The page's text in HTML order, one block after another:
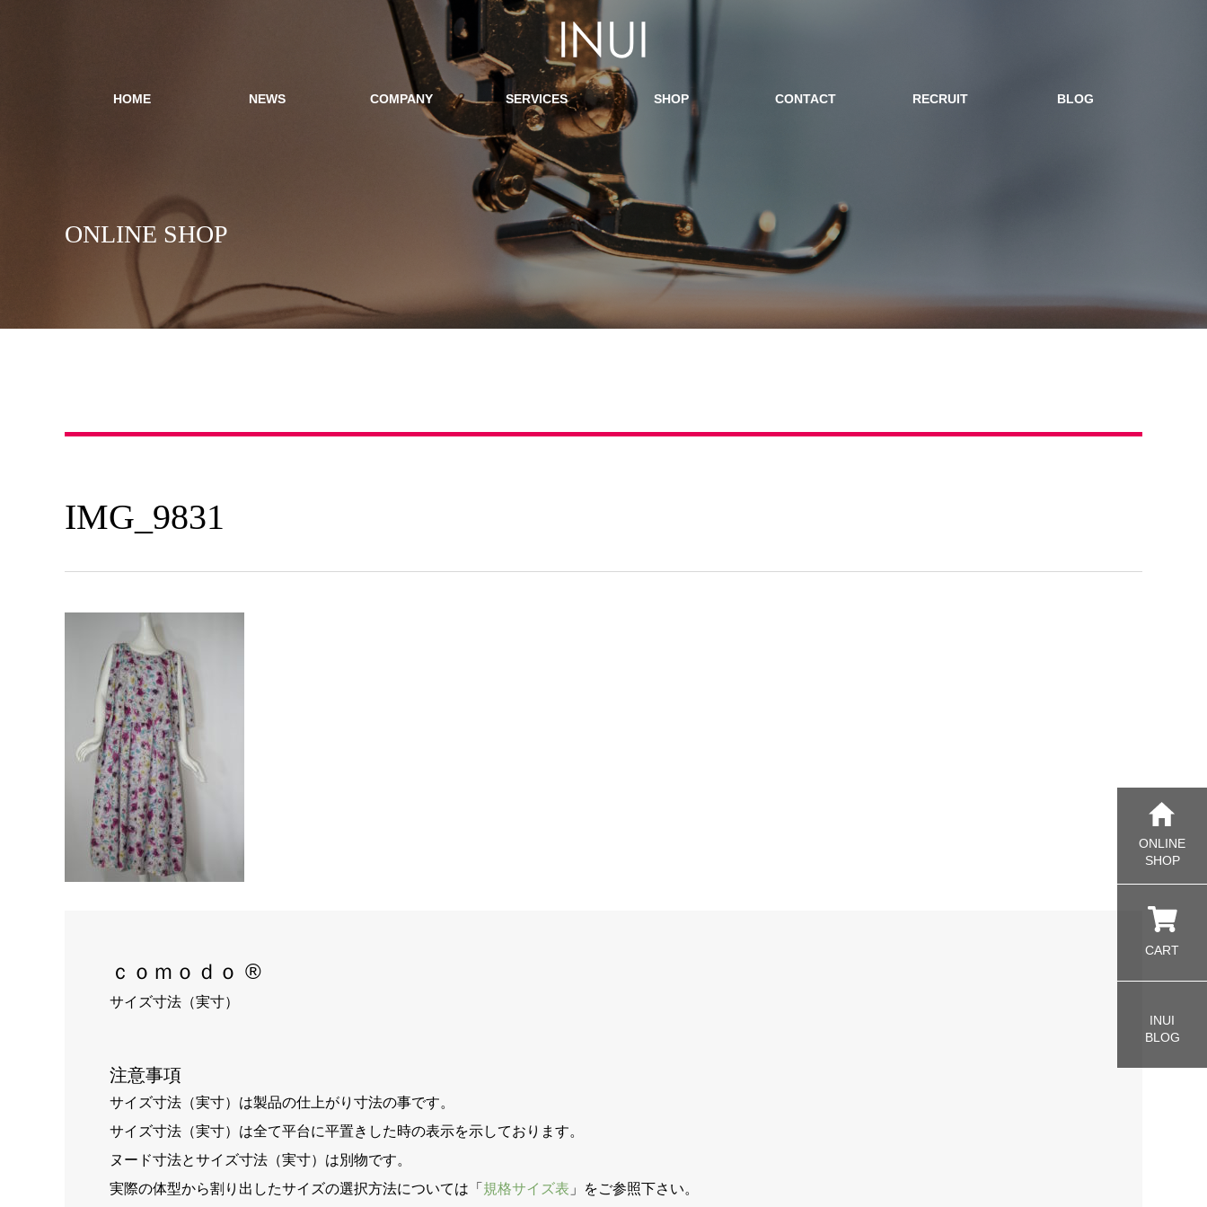
HOME NEWS COMPANY SERVICES SHOP CONTACT RECRUIT BLOG
ONLINE SHOP
IMG_9831
ｃｏｍｏｄｏ ®
サイズ寸法（実寸）
注意事項
サイズ寸法（実寸）は製品の仕上がり寸法の事です。
サイズ寸法（実寸）は全て平台に平置きした時の表示を示しております。
ヌード寸法とサイズ寸法（実寸）は別物です。
実際の体型から割り出したサイズの選択方法については「 規格サイズ表 」をご参照下さい。
ONLINE
SHOP
CART
INUI
BLOG